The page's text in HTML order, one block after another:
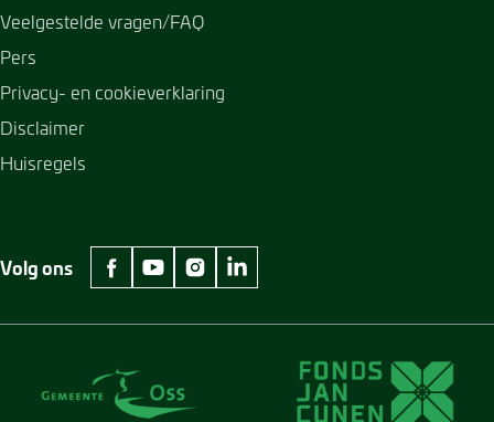
Veelgestelde vragen/FAQ
Pers
Privacy- en cookieverklaring
Disclaimer
Huisregels
Volg ons
facebook Museum Jan Cunen
youtube Museum Jan Cunen
instagram Museum Jan Cunen
linkedin Museum Jan Cunen